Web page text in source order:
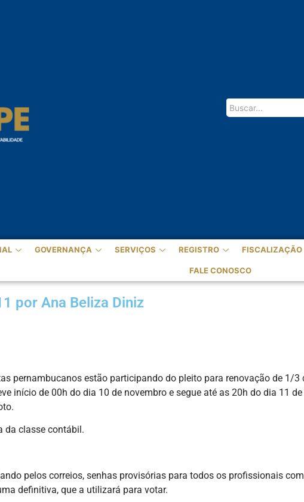
GOVERNANÇA SERVIÇOS REGISTRO FISCALIZAÇÃO
FALE CONOSCO
por Ana Beliza Diniz
pernambucanos estão participando do pleito para renovação de 1/
início de 00h do dia 10 de novembro e segue até as 20h do dia 11
da classe contábil.
pelos correios, senhas provisórias para todos os profissionais
definitiva, que a utilizará para votar.